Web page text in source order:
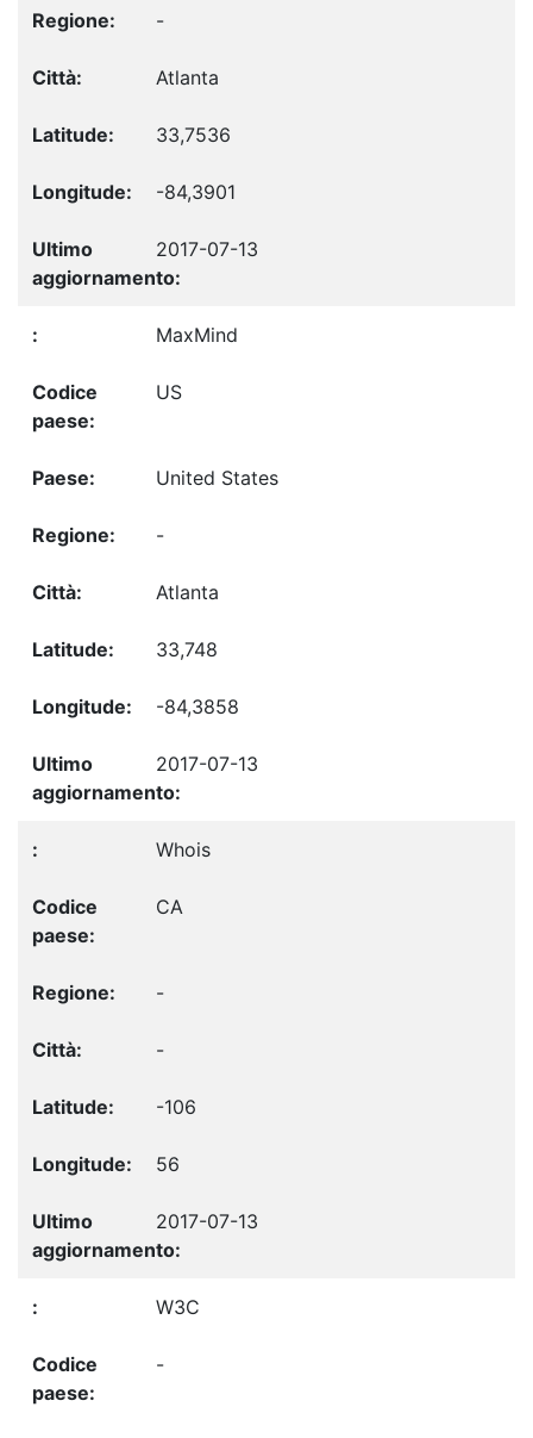
-
Atlanta
33,7536
-84,3901
2017-07-13
MaxMind
US
United States
-
Atlanta
33,748
-84,3858
2017-07-13
Whois
CA
-
-
-106
56
2017-07-13
W3C
-